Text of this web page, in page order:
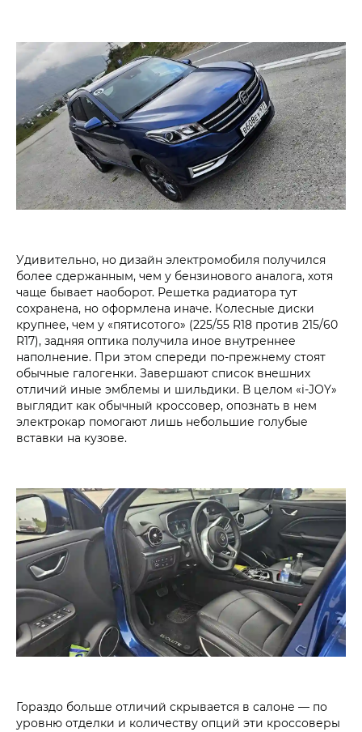
Удивительно, но дизайн электромобиля получился
более сдержанным, чем у бензинового аналога, хотя
чаще бывает наоборот. Решетка радиатора тут
сохранена, но оформлена иначе. Колесные диски
крупнее, чем у «пятисотого» (225/55 R18 против 215/60
R17), задняя оптика получила иное внутреннее
наполнение. При этом спереди по-прежнему стоят
обычные галогенки. Завершают список внешних
отличий иные эмблемы и шильдики. В целом «i‑JOY»
выглядит как обычный кроссовер, опознать в нем
электрокар помогают лишь небольшие голубые
вставки на кузове.
Гораздо больше отличий скрывается в салоне — по
уровню отделки и количеству опций эти кроссоверы